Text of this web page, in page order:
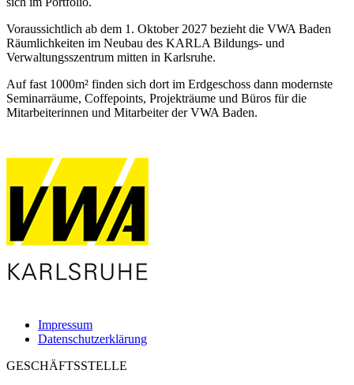
Voraussichtlich ab dem 1. Oktober 2027 bezieht die VWA Baden
Räumlichkeiten im Neubau des KARLA Bildungs- und
Verwaltungsszentrum mitten in Karlsruhe.
Auf fast 1000m² finden sich dort im Erdgeschoss dann modernste
Seminarräume, Coffepoints, Projekträume und Büros für die
Mitarbeiterinnen und Mitarbeiter der VWA Baden.
Impressum
Datenschutzerklärung
GESCHÄFTSSTELLE